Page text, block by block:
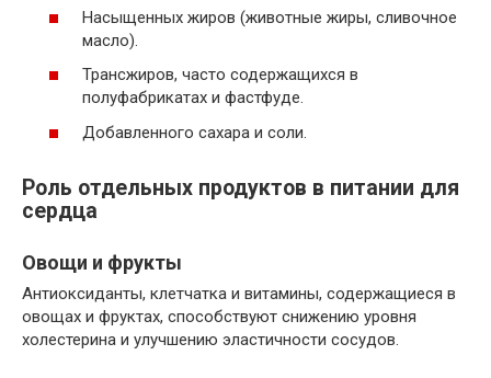
Насыщенных жиров (животные жиры, сливочное
масло).
Трансжиров, часто содержащихся в
полуфабрикатах и фастфуде.
Добавленного сахара и соли.
Роль отдельных продуктов в питании для
сердца
Овощи и фрукты
Антиоксиданты, клетчатка и витамины, содержащиеся в
овощах и фруктах, способствуют снижению уровня
холестерина и улучшению эластичности сосудов.